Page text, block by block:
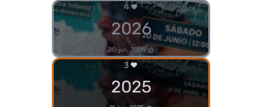
4
2026
20-jun, 2026
3
2025